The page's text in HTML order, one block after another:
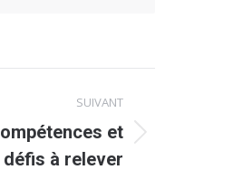
SUIVANT
et
défis à relever